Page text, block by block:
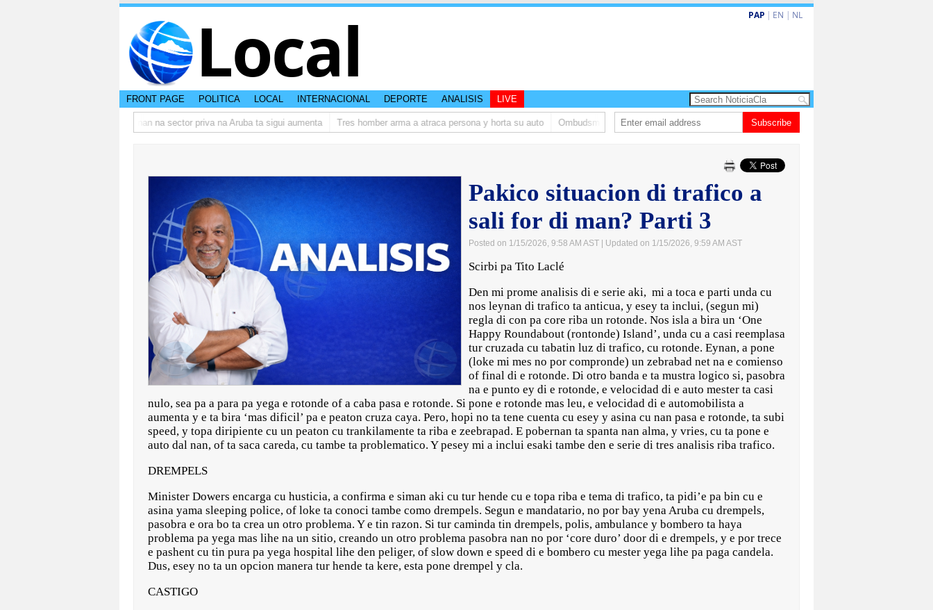
Local PAP | EN | NL
FRONT PAGE POLITICA LOCAL INTERNACIONAL DEPORTE ANALISIS LIVE
Prestamonan na sector priva na Aruba ta sigui aumenta Tres homber arma a atraca persona y horta su auto Ombudsman ta bishita barionan pa atende kehonan di ciudadano
Subscribe
Pakico situacion di trafico a
sali for di man? Parti 3
Posted on 1/15/2026, 9:58 AM AST | Updated on 1/15/2026, 9:59 AM AST
Scirbi pa Tito Laclé
Den mi prome analisis di e serie aki, mi a toca e parti unda cu
nos leynan di trafico ta anticua, y esey ta inclui, (segun mi)
regla di con pa core riba un rotonde. Nos isla a bira un ‘One
Happy Roundabout (rontonde) Island’, unda cu a casi reemplasa
tur cruzada cu tabatin luz di trafico, cu rotonde. Eynan, a pone
(loke mi mes no por compronde) un zebrabad net na e comienso
of final di e rotonde. Di otro banda e ta mustra logico si, pasobra
na e punto ey di e rotonde, e velocidad di e auto mester ta casi
nulo, sea pa a para pa yega e rotonde of a caba pasa e rotonde. Si pone e rotonde mas leu, e velocidad di e automobilista a
aumenta y e ta bira ‘mas dificil’ pa e peaton cruza caya. Pero, hopi no ta tene cuenta cu esey y asina cu nan pasa e rotonde, ta subi
speed, y topa diripiente cu un peaton cu trankilamente ta riba e zeebrapad. E pobernan ta spanta nan alma, y vries, cu ta pone e
auto dal nan, of ta saca careda, cu tambe ta problematico. Y pesey mi a inclui esaki tambe den e serie di tres analisis riba trafico.
DREMPELS
Minister Dowers encarga cu husticia, a confirma e siman aki cu tur hende cu e topa riba e tema di trafico, ta pidi’e pa bin cu e
asina yama sleeping police, of loke ta conoci tambe como drempels. Segun e mandatario, no por bay yena Aruba cu drempels,
pasobra e ora bo ta crea un otro problema. Y e tin razon. Si tur caminda tin drempels, polis, ambulance y bombero ta haya
problema pa yega mas lihe na un sitio, creando un otro problema pasobra nan no por ‘core duro’ door di e drempels, y e por trece
e pashent cu tin pura pa yega hospital lihe den peliger, of slow down e speed di e bombero cu mester yega lihe pa paga candela.
Dus, esey no ta un opcion manera tur hende ta kere, esta pone drempel y cla.
CASTIGO